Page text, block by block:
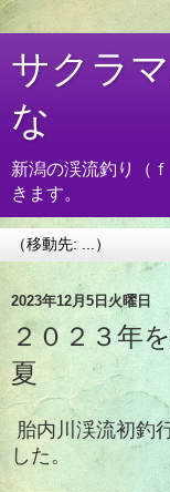
サクラ
な
新潟の渓流釣り（
きます。
2023年12月5日火曜日
２０２３年
夏
胎内川渓流初釣
した。